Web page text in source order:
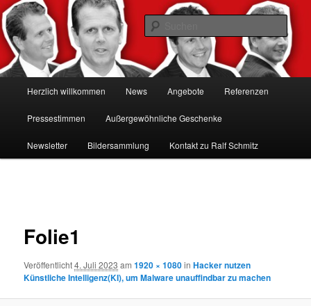
Zum
primären
Inhalt
springenRalf Schmitz: Experte für
Hackervorträge & Live-Hacking
Shows
Hacker-Vorträge, Tauchen Sie ein in die Welt der Cybersicherheit mit Ralf
Schmitz. Erleben Sie Live-Hacking, gewinnen Sie wertvolle Einblicke &
schützen Sie sich effektiv.
Herzlich willkommen News Angebote Referenzen
Pressestimmen Außergewöhnliche Geschenke
Newsletter Bildersammlung Kontakt zu Ralf Schmitz
Folie1
Veröffentlicht4. Juli 2023 am1920 × 1080inHacker nutzen
Künstliche Intelligenz(KI), um Malware unauffindbar zu machen